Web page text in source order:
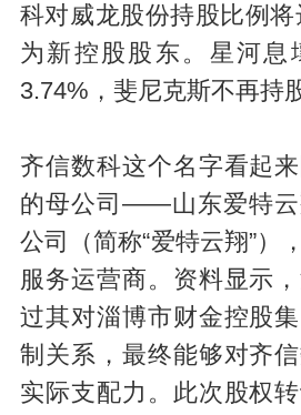
科对威龙股份持股比例
为新控股股东。星河息
3.74%，斐尼克斯不再持
齐信数科这个名字看起
的母公司——山东爱特云
公司（简称“爱特云翔”）
服务运营商。资料显示
过其对淄博市财金控股
制关系，最终能够对齐
实际支配力。此次股权